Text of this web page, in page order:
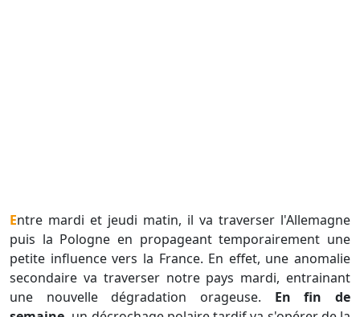
Entre mardi et jeudi matin, il va traverser l'Allemagne
puis la Pologne en propageant temporairement une
petite influence vers la France. En effet, une anomalie
secondaire va traverser notre pays mardi, entrainant
une nouvelle dégradation orageuse. En fin de